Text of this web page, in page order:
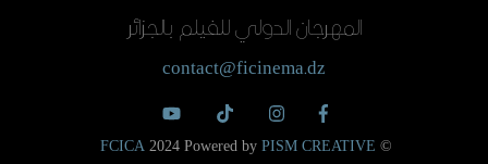
المهرجان الدولي للفيلم بالجزائر
contact@ficinema.dz
©
FCICA 2024 Powered by PISM CREATIVE